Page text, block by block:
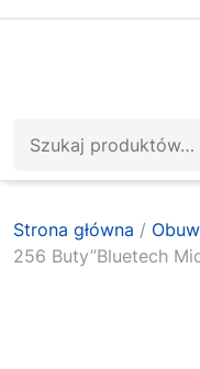
Strona główna /
256 Buty”Bluetech